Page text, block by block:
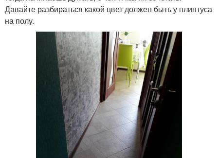
Давайте разбираться какой цвет должен быть у плинтуса
на полу.